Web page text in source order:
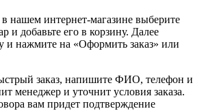
нашем интернет-магазине выберите
и добавьте его в корзину. Далее
и нажмите на «Оформить заказ» или
заказ, напишите ФИО, телефон и
менеджер и уточнит условия заказа.
вам придет подтверждение